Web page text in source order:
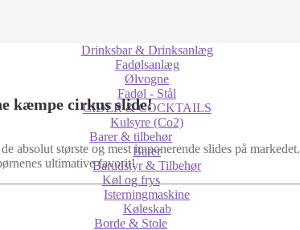
Drinksbar & Drinksanlæg
Fadølsanlæg
Ølvogne
Fadøl - Stål
CIDER & COCKTAILS
Kulsyre (Co2)
Barer & tilbehør
Barer
Barudstyr & Tilbehør
Køl og frys
Isterningmaskine
Køleskab
Borde & Stole
kæmpe cirkus slide!
absolut største og mest imponerende slides på markedet.
ultimative favorit!